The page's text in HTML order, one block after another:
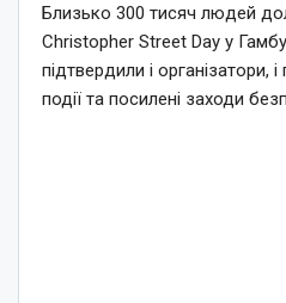
Близько 300 тисяч людей
Christopher Street Day у
підтвердили і організатори,
події та посилені заходи